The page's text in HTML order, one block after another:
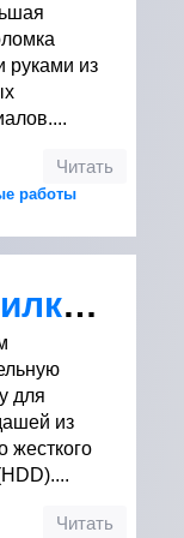
руками из
Читать
работы
Точилка для карандашей из HDD
для
из
жесткого
Читать